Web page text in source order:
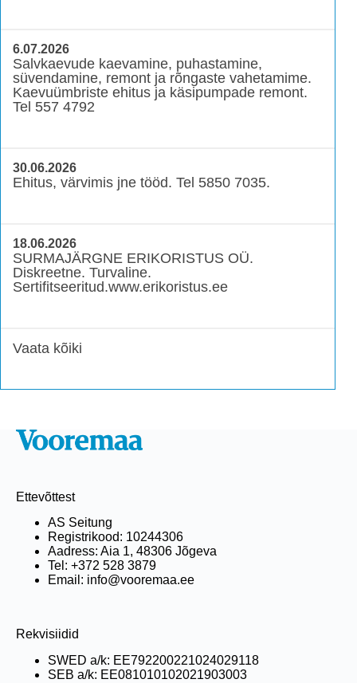
6.07.2026
Salvkaevude kaevamine, puhastamine,
süvendamine, remont ja rõngaste vahetamime.
Kaevuümbriste ehitus ja käsipumpade remont.
Tel 557 4792
30.06.2026
Ehitus, värvimis jne tööd. Tel 5850 7035.
18.06.2026
SURMAJÄRGNE ERIKORISTUS OÜ.
Diskreetne. Turvaline.
Sertifitseeritud.www.erikoristus.ee
Vaata kõiki
Ettevõttest
AS Seitung
Registrikood: 10244306
Aadress: Aia 1, 48306 Jõgeva
Tel: +372 528 3879
Email: info@vooremaa.ee
Rekvisiidid
SWED a/k: EE792200221024029118
SEB a/k: EE081010102021903003